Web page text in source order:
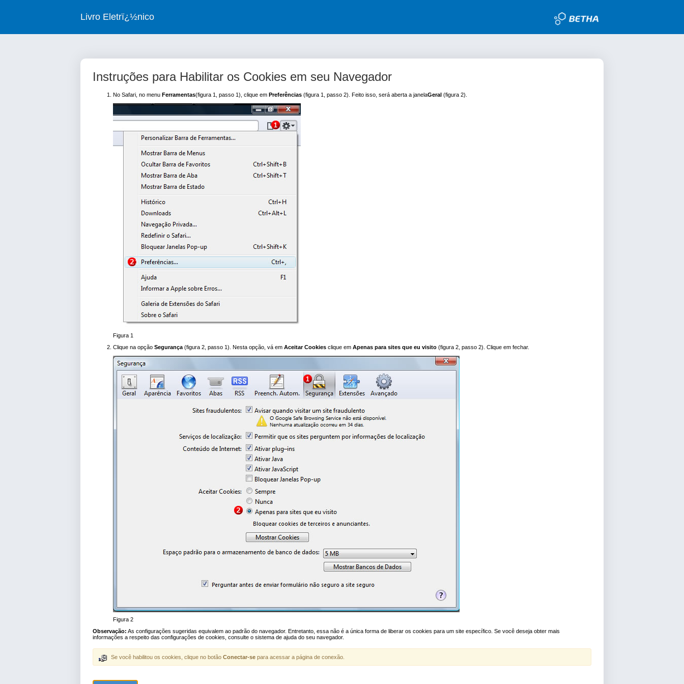
Livro Eletrï¿½nico
Instruções para Habilitar os Cookies em seu Navegador
No Safari, no menu Ferramentas(figura 1, passo 1), clique em Preferências (figura 1, passo 2). Feito isso, será aberta a janelaGeral (figura 2).
Figura 1
Clique na opção Segurança (figura 2, passo 1). Nesta opção, vá em Aceitar Cookies clique em Apenas para sites que eu visito (figura 2, passo 2). Clique em fechar.
Figura 2
Observação: As configurações sugeridas equivalem ao padrão do navegador. Entretanto, essa não é a única forma de liberar os cookies para um site específico. Se você deseja obter mais
informações a respeito das configurações de cookies, consulte o sistema de ajuda do seu navegador.
Se você habilitou os cookies, clique no botão Conectar-se para acessar a página de conexão.